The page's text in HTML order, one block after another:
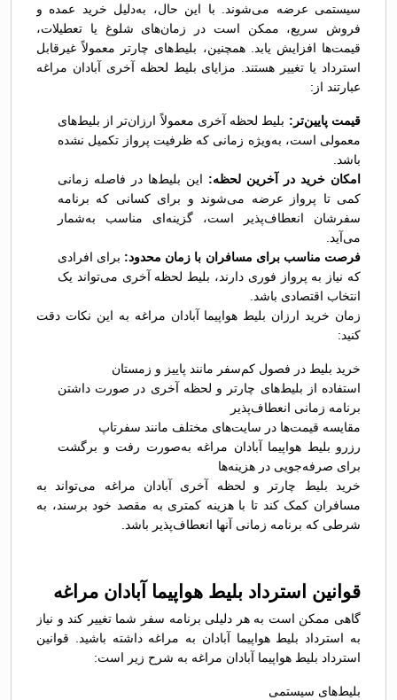
سیستمی عرضه می‌شوند. با این حال، به‌دلیل خرید عمده و
فروش سریع، ممکن است در زمان‌های شلوغ یا تعطیلات،
قیمت‌ها افزایش یابد. همچنین، بلیط‌های چارتر معمولاً غیرقابل
استرداد یا تغییر هستند. مزایای بلیط لحظه آخری آبادان مراغه
عبارتند از:
قیمت پایین‌تر: بلیط لحظه آخری معمولاً ارزان‌تر از بلیط‌های
معمولی است، به‌ویژه زمانی که ظرفیت پرواز تکمیل نشده
باشد.
امکان خرید در آخرین لحظه: این بلیط‌ها در فاصله زمانی
کمی تا پرواز عرضه می‌شوند و برای کسانی که برنامه
سفرشان انعطاف‌پذیر است، گزینه‌ای مناسب به‌شمار
می‌آید.
فرصت مناسب برای مسافران با زمان محدود: برای افرادی
که نیاز به پرواز فوری دارند، بلیط لحظه آخری می‌تواند یک
انتخاب اقتصادی باشد.
زمان خرید ارزان بلیط هواپیما آبادان مراغه به این نکات دقت
کنید:
خرید بلیط در فصول کم‌سفر مانند پاییز و زمستان
استفاده از بلیط‌های چارتر و لحظه آخری در صورت داشتن
برنامه زمانی انعطاف‌پذیر
مقایسه قیمت‌ها در سایت‌های مختلف مانند سفرتاپ
رزرو بلیط هواپیما آبادان مراغه به‌صورت رفت و برگشت
برای صرفه‌جویی در هزینه‌ها
خرید بلیط چارتر و لحظه آخری آبادان مراغه می‌تواند به
مسافران کمک کند تا با هزینه کمتری به مقصد خود برسند، به
شرطی که برنامه زمانی آنها انعطاف‌پذیر باشد.
قوانین استرداد بلیط هواپیما آبادان مراغه
گاهی ممکن است به هر دلیلی برنامه سفر شما تغییر کند و نیاز
به استرداد بلیط هواپیما آبادان به مراغه داشته باشید. قوانین
استرداد بلیط هواپیما آبادان مراغه به شرح زیر است:
بلیط‌های سیستمی